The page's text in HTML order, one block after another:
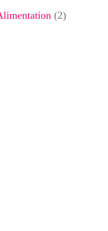
(2)